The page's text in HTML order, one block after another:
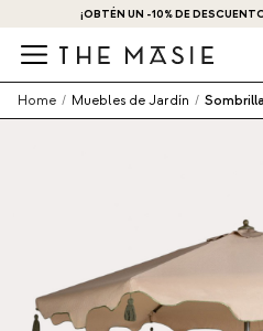
¡OBTÉN UN -10% DE
Home / Muebles de Jardín /